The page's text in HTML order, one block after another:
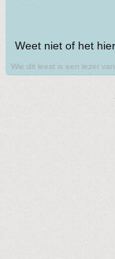
Weet niet of het
Wie dit leest is een lezer